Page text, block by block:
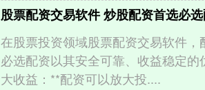
股票配资交易软件 炒股配资首选必
在股票投资领域股票配资交易软件
必选配资以其安全可靠、收益稳定
大收益：**配资可以放大投....